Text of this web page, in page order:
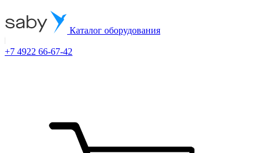
Каталог оборудования
+7 4922 66-67-42